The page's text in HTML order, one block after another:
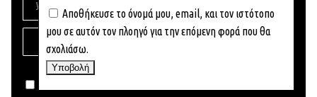
Αποθήκευσε το όνομά μου, email, και τον ιστότοπο
μου σε αυτόν τον πλοηγό για την επόμενη φορά που θα
σχολιάσω.
SUBSCRIBE